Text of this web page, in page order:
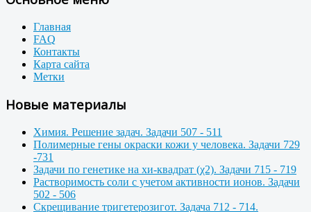
Главная
FAQ
Контакты
Карта сайта
Метки
Новые материалы
Химия. Решение задач. Задачи 507 - 511
Полимерные гены окраски кожи у человека. Задачи 729
-731
Задачи по генетике на хи-квадрат (χ2). Задачи 715 - 719
Растворимость соли с учетом активности ионов. Задачи
502 - 506
Скрещивание тригетерозигот. Задача 712 - 714.